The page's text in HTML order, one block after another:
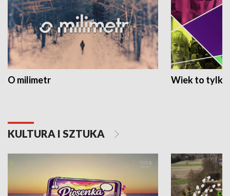
O milimetr Wiek to tylko
KULTURA I SZTUKA